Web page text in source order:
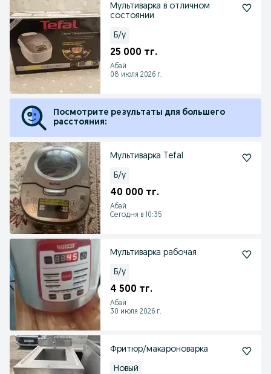
Мультиварка в отличном
состоянии
Б/у
25 000 тг.
Абай
08 июля 2026 г.
Посмотрите результаты для большего
расстояния:
Мультиварка Tefal
Б/у
40 000 тг.
Абай
Сегодня в 10:35
Мультиварка рабочая
Б/у
4 500 тг.
Абай
30 июля 2026 г.
Фритюр/макароноварка
Новый